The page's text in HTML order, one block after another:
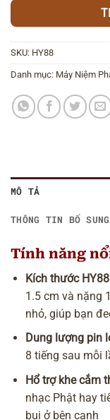
SKU: HY88
Danh mục: Máy Niệm
MÔ TẢ
THÔNG TIN BỔ SUNG
Tính năng
Kích thước
1.5 cm và nặng
nhỏ, giúp bạn
Dung lượng pin
8 tiếng sau mỗi
Hổ trợ khe cắm
nhạc Phật hay
bụi ở bên cạnh